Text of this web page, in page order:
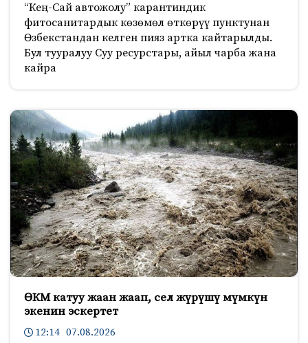
“Кең-Сай автожолу” карантиндик
фитосанитардык көзөмөл өткөрүү пунктунан
Өзбекстандан келген пияз артка кайтарылды.
Бул тууралуу Суу ресурстары, айыл чарба жана
кайра
ӨКМ катуу жаан жаап, сел жүрүшү мүмкүн
экенин эскертет
12:14 07.08.2026